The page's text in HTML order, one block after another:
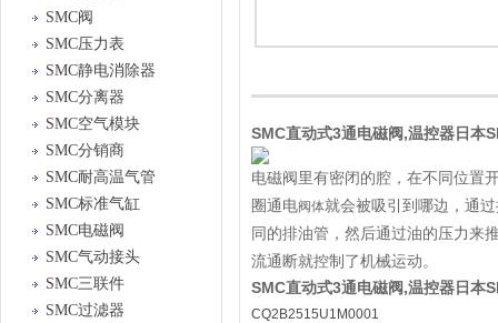
SMC阀
SMC压力表
SMC静电消除器
SMC分离器
SMC空气模块
SMC分销商
SMC耐高温气管
SMC标准气缸
SMC电磁阀
SMC气动接头
SMC三联件
SMC过滤器
SMC直动式3通电磁阀,温控器日本
电磁阀里有密闭的腔，在不同位置
圈通电阀体就会被吸引到哪边，通
同的排油管，然后通过油的压力来
流通断就控制了机械运动。
SMC直动式3通电磁阀,温控器日本
CQ2B2515U1M0001